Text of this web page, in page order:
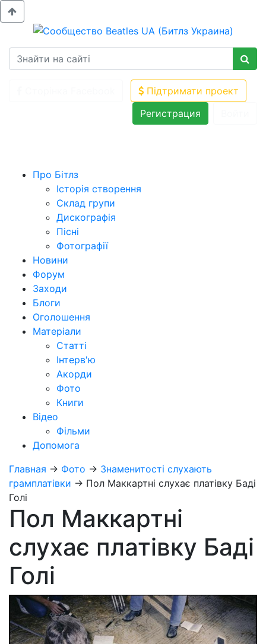
Підтримати проект
Регистрация
Про Бітлз
Історія створення
Склад групи
Дискографія
Пісні
Фотографії
Новини
Форум
Заходи
Блоги
Оголошення
Матеріали
Статті
Інтерв'ю
Акорди
Фото
Книги
Відео
Фільми
Допомога
Главная → Фото → Знаменитості слухають
грамплатівки → Пол Маккартні слухає платівку Баді
Голі
Пол Маккартні
слухає платівку Баді
Голі